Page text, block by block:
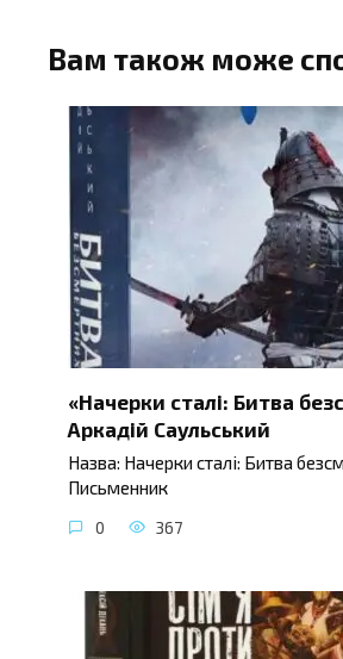
Вам також може
«Начерки сталі: Битва
Аркадій Саульський
Назва: Начерки сталі: Битва
Письменник
0 367